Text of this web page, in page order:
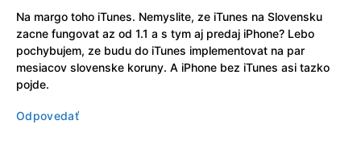
Na margo toho iTunes. Nemyslite, ze iTunes na Slovensku
zacne fungovat az od 1.1 a s tym aj predaj iPhone? Lebo
pochybujem, ze budu do iTunes implementovat na par
mesiacov slovenske koruny. A iPhone bez iTunes asi tazko
pojde.
Odpovedať